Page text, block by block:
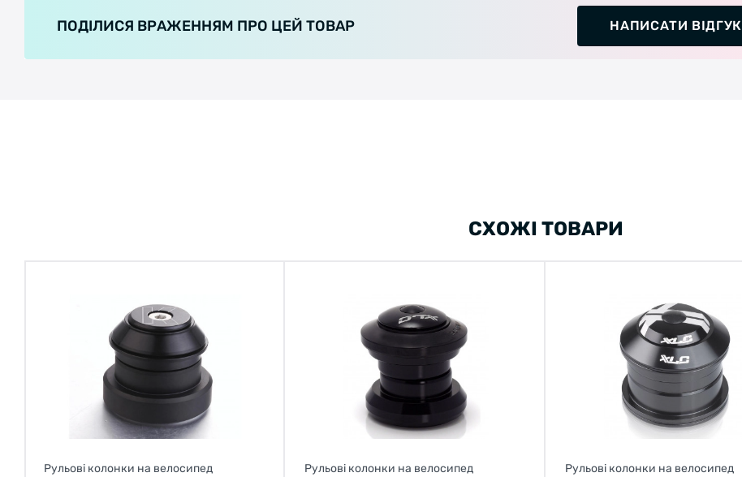
ПОДІЛИСЯ ВРАЖЕННЯМ ПРО ЦЕЙ ТОВАР
НАПИСАТИ ВІДГУК
СХОЖІ ТОВАРИ
Рульові колонки на велосипед Рульові колонки на велосипед Рульові колонки на велосипед